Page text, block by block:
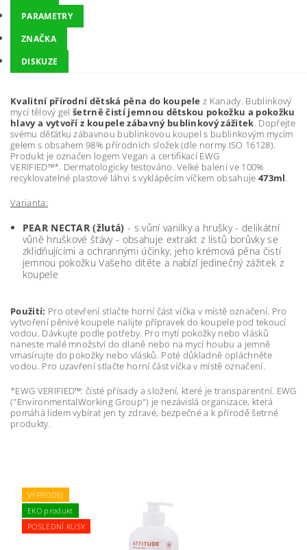
PARAMETRY
ZNAČKA
DISKUZE
Kvalitní přírodní dětská pěna do koupele z Kanady. Bublinkový
mycí tělový gelšetrně čistí jemnou dětskou pokožku a pokožku
hlavy a vytvoří z koupele zábavný bublinkový zážitek . Dopřejte
svému děťátku zábavnou bublinkovou koupel s bublinkovým mycím
gelem s obsahem 98% přírodních složek (dle normy ISO 16128).
Produkt je označen logem Vegan a certifikací EWG
VERIFIED™*. Dermatologicky testováno. Velké balení ve 100%
recyklovatelné plastové láhvi s vyklápěcím víčkem obsahuje 473ml
Varianta:
PEAR NECTAR (žlutá) - s vůní vanilky a hrušky - delikátní
vůně hruškové šťávy - obsahuje extrakt z listů borůvky se
zklidňujícími a ochrannými účinky, jeho krémová pěna čistí
jemnou pokožku Vašeho dítěte a nabízí jedinečný zážitek z
koupele
Použití: Pro otevření stlačte horní část víčka v místě označení. Pro
vytvoření pěnivé koupele nalijte přípravek do koupele pod tekoucí
vodou. Dávkujte podle potřeby. Pro mytí pokožky nebo vlásků
naneste malé množství do dlaně nebo na mycí houbu a jemně
vmasírujte do pokožky nebo vlásků. Poté důkladně opláchněte
vodou. Pro uzavření stlačte horní část víčka v místě označení.
*EWG VERIFIED™: čisté přísady a složení, které je transparentní. EWG
("EnvironmentalWorking Group") je nezávislá organizace, která
pomáhá lidem vybírat jen ty zdravé, bezpečné a k přírodě šetrné
produkty.
VÝPRODEJ
EKO produkt
POSLEDNÍ KUSY